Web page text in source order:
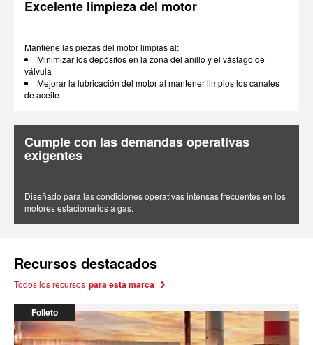
Excelente limpieza del motor
Mantiene las piezas del motor limpias al:
Minimizar los depósitos en la zona del anillo y el vástago de
válvula
Mejorar la lubricación del motor al mantener limpios los canales
de aceite
Cumple con las demandas operativas
exigentes
Diseñado para las condiciones operativas intensas frecuentes en los
motores estacionarios a gas.
Recursos destacados
Todos los recursos para esta marca
Folleto